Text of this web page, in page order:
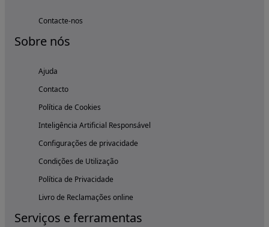
Contacte-nos
Sobre nós
Ajuda
Contacto
Política de Cookies
Inteligência Artificial Responsável
Configurações de privacidade
Condições de Utilização
Política de Privacidade
Livro de Reclamações online
Serviços e ferramentas